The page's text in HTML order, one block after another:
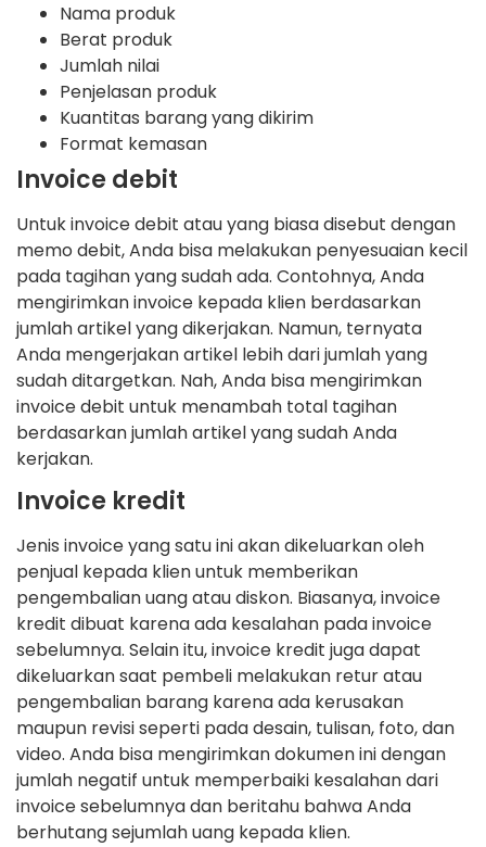
Nama produk
Berat produk
Jumlah nilai
Penjelasan produk
Kuantitas barang yang dikirim
Format kemasan
Invoice debit
Untuk invoice debit atau yang biasa disebut dengan
memo debit, Anda bisa melakukan penyesuaian kecil
pada tagihan yang sudah ada. Contohnya, Anda
mengirimkan invoice kepada klien berdasarkan
jumlah artikel yang dikerjakan. Namun, ternyata
Anda mengerjakan artikel lebih dari jumlah yang
sudah ditargetkan. Nah, Anda bisa mengirimkan
invoice debit untuk menambah total tagihan
berdasarkan jumlah artikel yang sudah Anda
kerjakan.
Invoice kredit
Jenis invoice yang satu ini akan dikeluarkan oleh
penjual kepada klien untuk memberikan
pengembalian uang atau diskon. Biasanya, invoice
kredit dibuat karena ada kesalahan pada invoice
sebelumnya. Selain itu, invoice kredit juga dapat
dikeluarkan saat pembeli melakukan retur atau
pengembalian barang karena ada kerusakan
maupun revisi seperti pada desain, tulisan, foto, dan
video. Anda bisa mengirimkan dokumen ini dengan
jumlah negatif untuk memperbaiki kesalahan dari
invoice sebelumnya dan beritahu bahwa Anda
berhutang sejumlah uang kepada klien.